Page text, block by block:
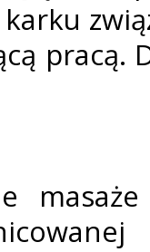
pracą.